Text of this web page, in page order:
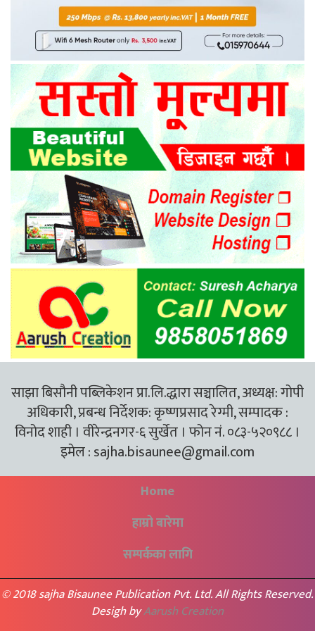
साझा बिसौनी पब्लिकेशन प्रा.लि.द्धारा सञ्चालित, अध्यक्ष: गोपी
अधिकारी, प्रबन्ध निर्देशक: कृष्णप्रसाद रेग्मी, सम्पादक :
विनोद शाही । वीरेन्द्रनगर-६ सुर्खेत । फोन नं. ०८३-५२०९८८ ।
इमेल :sajha.bisaunee@gmail.com
Home
हाम्रो बारेमा
सम्पर्कका लागि
© 2018 sajha Bisaunee Publication Pvt. Ltd. All Rights Reserved.
Desigh byAarush Creation